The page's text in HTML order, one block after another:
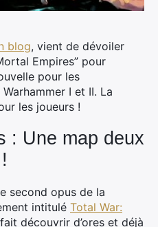
blog, vient de dévoiler
Empires” pour
pour les
I et II. La
les joueurs !
: Une map deux
second opus de la
intitulé Total War:
découvrir d’ores et déjà